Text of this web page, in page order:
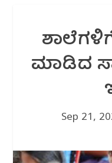
ಮಾಡಿದ
Sep 21,